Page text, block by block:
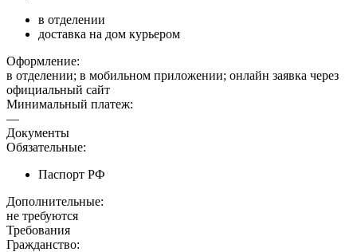
в отделении
доставка на дом курьером
Оформление:
в отделении; в мобильном приложении; онлайн заявка через
официальный сайт
Минимальный платеж:
—
Документы
Обязательные:
Паспорт РФ
Дополнительные:
не требуются
Требования
Гражданство: